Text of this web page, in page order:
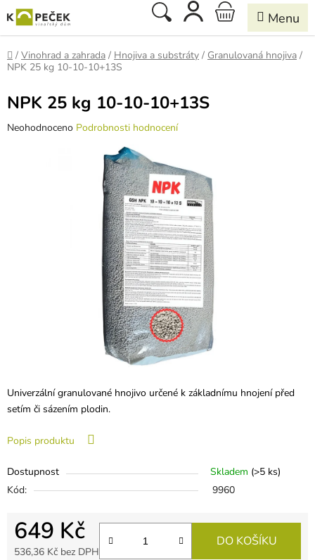
na
obsah
Hledat
NÁKUPNÍ
KOŠÍK
Domů
/ Vinohrad a zahrada / Hnojiva a substráty / Granulovaná hnojiva /
NPK 25 kg 10-10-10+13S
Univerzální granulované hnojivo určené k základnímu hnojení před
setím či sázením plodin.
Popis produktu
Dostupnost Skladem (>5 ks)
Kód:
9960
649 Kč
536,36 Kč bez DPH
DO KOŠÍKU
NPK 25 kg 10-10-10+13S
Průměrné
Neohodnoceno Podrobnosti hodnocení